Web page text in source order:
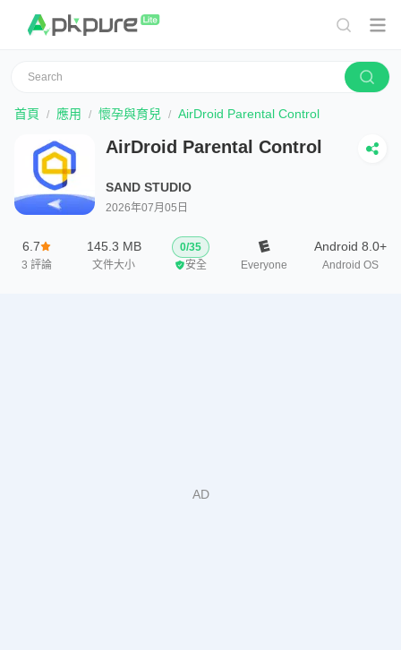
首頁 應用 懷孕與育兒 AirDroid Parental Control
AirDroid Parental Control
SAND STUDIO
2026年07月05日
6.7
3 評論
145.3 MB
文件大小
0/35
安全
Everyone
Android 8.0+
Android OS